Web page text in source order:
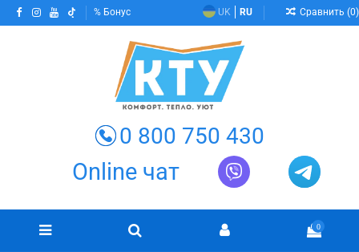
Бонус UK RU Сравнить (0)
0 800 750 430
Online чат
0